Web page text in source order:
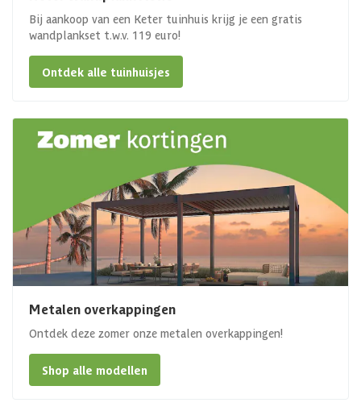
Bij aankoop van een Keter tuinhuis krijg je een gratis
wandplankset t.w.v. 119 euro!
Ontdek alle tuinhuisjes
Metalen overkappingen
Ontdek deze zomer onze metalen overkappingen!
Shop alle modellen